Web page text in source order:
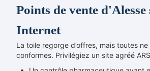
Points de vente d'Alesse
Internet
La toile regorge d’offres, mais toutes
conformes. Privilégiez un site agréé